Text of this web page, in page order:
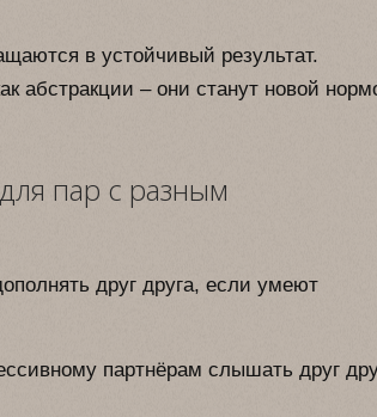
в устойчивый результат.
абстракции – они станут новой
пар с разным
друг друга, если умеют
партнёрам слышать друг